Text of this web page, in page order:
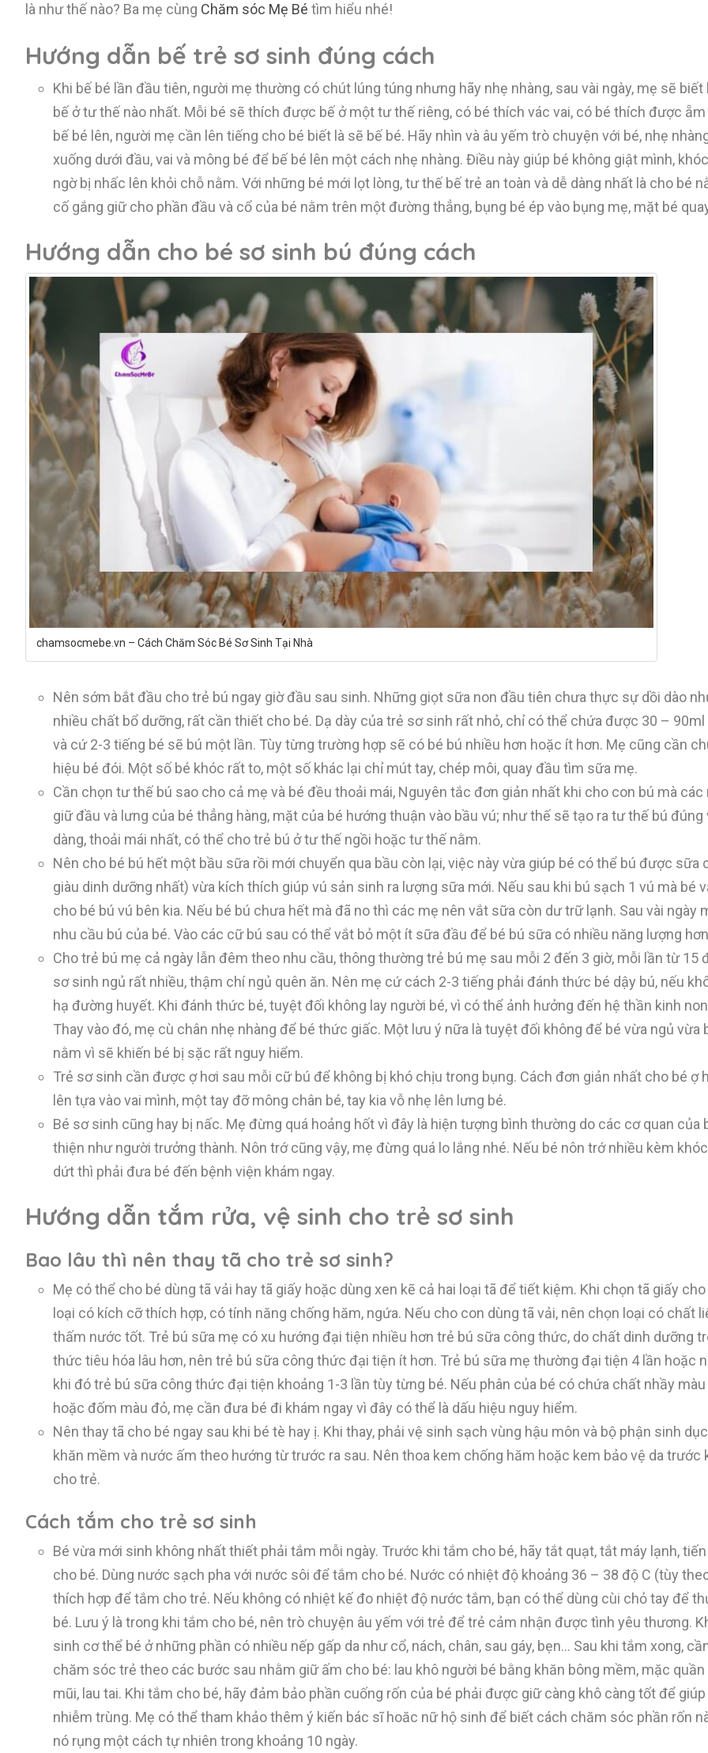
là như thế nào? Ba mẹ cùng Chăm sóc Mẹ Bé tìm hiểu nhé!
Hướng dẫn bế trẻ sơ sinh đúng cách
Khi bế bé lần đầu tiên, người mẹ thường có chút lúng túng nhưng hãy nhẹ nhàng, sau vài ngày, mẹ sẽ
bế ở tư thế nào nhất. Mỗi bé sẽ thích được bế ở một tư thế riêng, có bé thích vác vai, có bé thích được
bế bé lên, người mẹ cần lên tiếng cho bé biết là sẽ bế bé. Hãy nhìn và âu yếm trò chuyện với bé, nhẹ
xuống dưới đầu, vai và mông bé để bế bé lên một cách nhẹ nhàng. Điều này giúp bé không giật mình,
ngờ bị nhấc lên khỏi chỗ nằm. Với những bé mới lọt lòng, tư thế bế trẻ an toàn và dễ dàng nhất là cho bé
cố gắng giữ cho phần đầu và cổ của bé nằm trên một đường thẳng, bụng bé ép vào bụng mẹ, mặt bé
Hướng dẫn cho bé sơ sinh bú đúng cách
chamsocmebe.vn – Cách Chăm Sóc Bé Sơ Sinh Tại Nhà
Nên sớm bắt đầu cho trẻ bú ngay giờ đầu sau sinh. Những giọt sữa non đầu tiên chưa thực sự dồi dào
nhiều chất bổ dưỡng, rất cần thiết cho bé. Dạ dày của trẻ sơ sinh rất nhỏ, chỉ có thể chứa được 30 –
và cứ 2-3 tiếng bé sẽ bú một lần. Tùy từng trường hợp sẽ có bé bú nhiều hơn hoặc ít hơn. Mẹ cũng cần
hiệu bé đói. Một số bé khóc rất to, một số khác lại chỉ mút tay, chép môi, quay đầu tìm sữa mẹ.
Cần chọn tư thế bú sao cho cả mẹ và bé đều thoải mái, Nguyên tắc đơn giản nhất khi cho con bú mà các
giữ đầu và lưng của bé thẳng hàng, mặt của bé hướng thuận vào bầu vú; như thế sẽ tạo ra tư thế bú đúng
dàng, thoải mái nhất, có thể cho trẻ bú ở tư thế ngồi hoặc tư thế nằm.
Nên cho bé bú hết một bầu sữa rồi mới chuyển qua bầu còn lại, việc này vừa giúp bé có thể bú được sữa
giàu dinh dưỡng nhất) vừa kích thích giúp vú sản sinh ra lượng sữa mới. Nếu sau khi bú sạch 1 vú mà bé
cho bé bú vú bên kia. Nếu bé bú chưa hết mà đã no thì các mẹ nên vắt sữa còn dư trữ lạnh. Sau vài ngày
nhu cầu bú của bé. Vào các cữ bú sau có thể vắt bỏ một ít sữa đầu để bé bú sữa có nhiều năng lượng
Cho trẻ bú mẹ cả ngày lẫn đêm theo nhu cầu, thông thường trẻ bú mẹ sau mỗi 2 đến 3 giờ, mỗi lần từ 15
sơ sinh ngủ rất nhiều, thậm chí ngủ quên ăn. Nên mẹ cứ cách 2-3 tiếng phải đánh thức bé dậy bú, nếu
hạ đường huyết. Khi đánh thức bé, tuyệt đối không lay người bé, vì có thể ảnh hưởng đến hệ thần kinh
Thay vào đó, mẹ cù chân nhẹ nhàng để bé thức giấc. Một lưu ý nữa là tuyệt đối không để bé vừa ngủ vừa
nằm vì sẽ khiến bé bị sặc rất nguy hiểm.
Trẻ sơ sinh cần được ợ hơi sau mỗi cữ bú để không bị khó chịu trong bụng. Cách đơn giản nhất cho bé ợ
lên tựa vào vai mình, một tay đỡ mông chân bé, tay kia vỗ nhẹ lên lưng bé.
Bé sơ sinh cũng hay bị nấc. Mẹ đừng quá hoảng hốt vì đây là hiện tượng bình thường do các cơ quan của
thiện như người trưởng thành. Nôn trớ cũng vậy, mẹ đừng quá lo lắng nhé. Nếu bé nôn trớ nhiều kèm
dứt thì phải đưa bé đến bệnh viện khám ngay.
Hướng dẫn tắm rửa, vệ sinh cho trẻ sơ sinh
Bao lâu thì nên thay tã cho trẻ sơ sinh?
Mẹ có thể cho bé dùng tã vải hay tã giấy hoặc dùng xen kẽ cả hai loại tã để tiết kiệm. Khi chọn tã giấy
loại có kích cỡ thích hợp, có tính năng chống hăm, ngứa. Nếu cho con dùng tã vải, nên chọn loại có chất
thấm nước tốt. Trẻ bú sữa mẹ có xu hướng đại tiện nhiều hơn trẻ bú sữa công thức, do chất dinh dưỡng
thức tiêu hóa lâu hơn, nên trẻ bú sữa công thức đại tiện ít hơn. Trẻ bú sữa mẹ thường đại tiện 4 lần hoặc
khi đó trẻ bú sữa công thức đại tiện khoảng 1-3 lần tùy từng bé. Nếu phân của bé có chứa chất nhầy
hoặc đốm màu đỏ, mẹ cần đưa bé đi khám ngay vì đây có thể là dấu hiệu nguy hiểm.
Nên thay tã cho bé ngay sau khi bé tè hay ị. Khi thay, phải vệ sinh sạch vùng hậu môn và bộ phận sinh
khăn mềm và nước ấm theo hướng từ trước ra sau. Nên thoa kem chống hăm hoặc kem bảo vệ da trước
cho trẻ.
Cách tắm cho trẻ sơ sinh
Bé vừa mới sinh không nhất thiết phải tắm mỗi ngày. Trước khi tắm cho bé, hãy tắt quạt, tắt máy lạnh,
cho bé. Dùng nước sạch pha với nước sôi để tắm cho bé. Nước có nhiệt độ khoảng 36 – 38 độ C (tùy
thích hợp để tắm cho trẻ. Nếu không có nhiệt kế đo nhiệt độ nước tắm, bạn có thể dùng cùi chỏ tay để
bé. Lưu ý là trong khi tắm cho bé, nên trò chuyện âu yếm với trẻ để trẻ cảm nhận được tình yêu thương.
sinh cơ thể bé ở những phần có nhiều nếp gấp da như cổ, nách, chân, sau gáy, bẹn… Sau khi tắm xong,
chăm sóc trẻ theo các bước sau nhằm giữ ấm cho bé: lau khô người bé bằng khăn bông mềm, mặc quần
mũi, lau tai. Khi tắm cho bé, hãy đảm bảo phần cuống rốn của bé phải được giữ càng khô càng tốt để
nhiễm trùng. Mẹ có thể tham khảo thêm ý kiến bác sĩ hoăc nữ hộ sinh để biết cách chăm sóc phần rốn
nó rụng một cách tự nhiên trong khoảng 10 ngày.